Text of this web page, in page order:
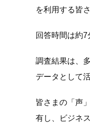
を利用する皆
回答時間は約
調査結果は、
データとして
皆さまの「声
有し、ビジネ